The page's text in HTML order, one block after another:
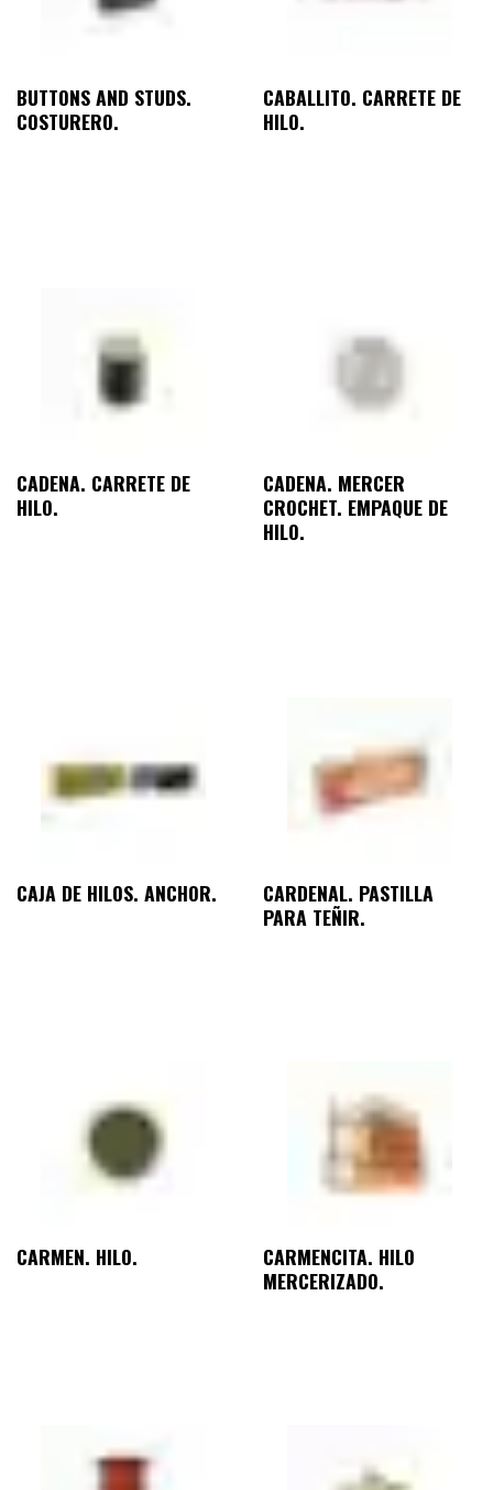
BUTTONS AND STUDS.
COSTURERO.
CABALLITO. CARRETE DE
HILO.
CADENA. CARRETE DE
HILO.
CADENA. MERCER
CROCHET. EMPAQUE DE
HILO.
CAJA DE HILOS. ANCHOR.
CARDENAL. PASTILLA
PARA TEÑIR.
CARMEN. HILO.
CARMENCITA. HILO
MERCERIZADO.